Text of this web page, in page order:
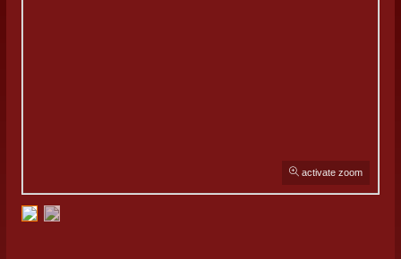
activate zoom